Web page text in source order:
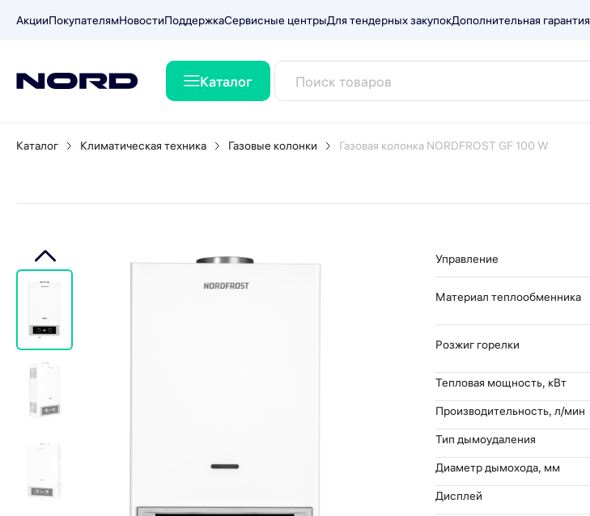
АкцииПокупателямНовостиПоддержкаСервисные центрыДля тендерных закупокДополнительная гарантия
Каталог
Каталог Климатическая техника Газовые колонки Газовая колонка NORDFROST GF 100 W
Управление
Материал теплообменника
Розжиг горелки
Тепловая мощность, кВт
Производительность, л/мин
Тип дымоудаления
Диаметр дымохода, мм
Дисплей